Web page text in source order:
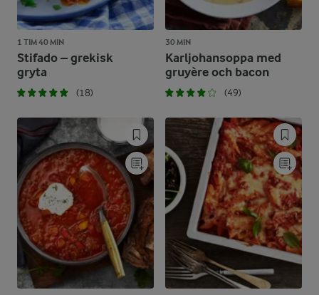
1 TIM 40 MIN
Stifado – grekisk
gryta
(18)
30 MIN
Karljohansoppa med
gruyère och bacon
(49)